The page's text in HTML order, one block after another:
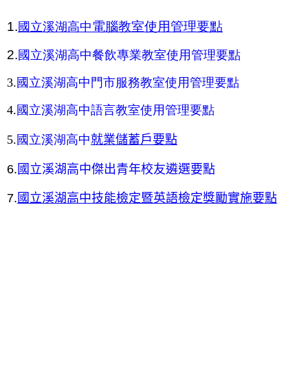
1. 國立溪湖高中 電腦教室使用管理要點
2. 國立溪湖高中餐飲專業教室使用管理要點
3. 國立溪湖高中門市服務教室使用管理要點
4. 國立溪湖高中語言教室使用管理要點
5. 國立溪湖高中就業儲蓄戶要點
6. 國立溪湖高中傑出青年校友遴選要點
7. 國立溪湖高中技能檢定暨英語檢定獎勵實施要點